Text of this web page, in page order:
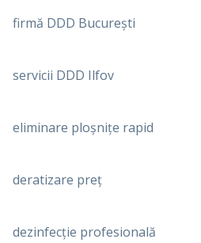
firmă DDD București
servicii DDD Ilfov
eliminare ploșnițe rapid
deratizare preț
dezinfecție profesională